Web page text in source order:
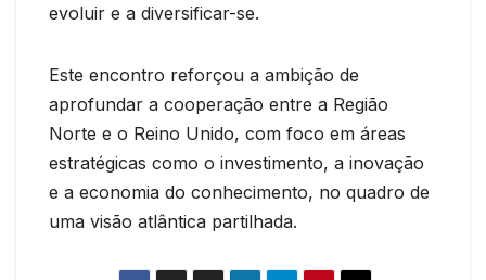
evoluir e a diversificar-se.
Este encontro reforçou a ambição de
aprofundar a cooperação entre a Região
Norte e o Reino Unido, com foco em áreas
estratégicas como o investimento, a inovação
e a economia do conhecimento, no quadro de
uma visão atlântica partilhada.